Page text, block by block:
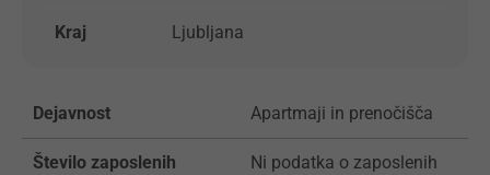
Kraj Ljubljana
Dejavnost Apartmaji in prenočišča
Število zaposlenih Ni podatka o zaposlenih